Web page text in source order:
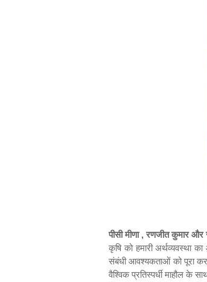
पीसी मीणा, रणजीत कुमार और
कृषि को हमारी अर्थव्यवस्था
संबंधी आवश्यकताओं को पूरा
वैश्विक प्रतिस्पर्धी माहौल के